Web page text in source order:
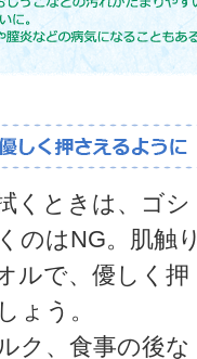
くときは、ゴシ
のはNG。肌触
ルで、優しく押
ょう。
ク、食事の後な